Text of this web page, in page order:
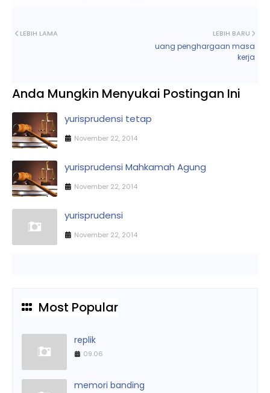
LEBIH BARU
uang penghargaan masa
kerja
LEBIH LAMA
Anda Mungkin Menyukai Postingan Ini
yurisprudensi tetap
November 22, 2014
yurisprudensi Mahkamah Agung
November 22, 2014
yurisprudensi
November 22, 2014
Most Popular
replik
09.06
memori banding